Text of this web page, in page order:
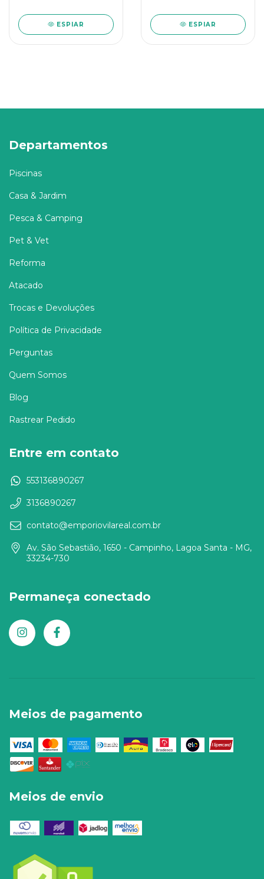
ESPIAR ESPIAR
Departamentos
Piscinas
Casa & Jardim
Pesca & Camping
Pet & Vet
Reforma
Atacado
Trocas e Devoluções
Política de Privacidade
Perguntas
Quem Somos
Blog
Rastrear Pedido
Entre em contato
553136890267
3136890267
contato@emporiovilareal.com.br
Av. São Sebastião, 1650 - Campinho, Lagoa Santa - MG,
33234-730
Permaneça conectado
Meios de pagamento
Meios de envio